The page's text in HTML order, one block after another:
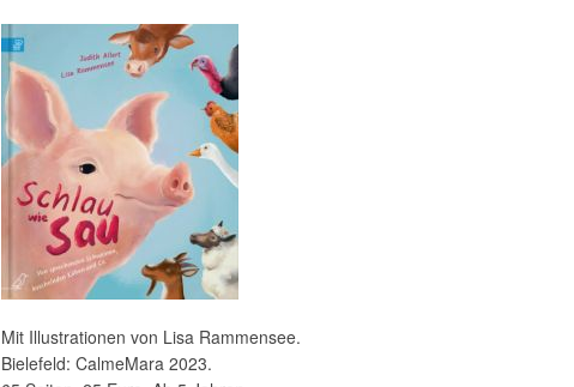
Mit Illustrationen von Lisa Rammensee.
Bielefeld: CalmeMara 2023.